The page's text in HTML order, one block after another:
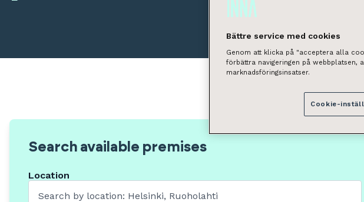
Search available premises
Location
Bättre service med cookies
Genom att klicka på "acceptera alla
förbättra navigeringen på webbplatsen,
marknadsföringsinsatser.
Cookie-